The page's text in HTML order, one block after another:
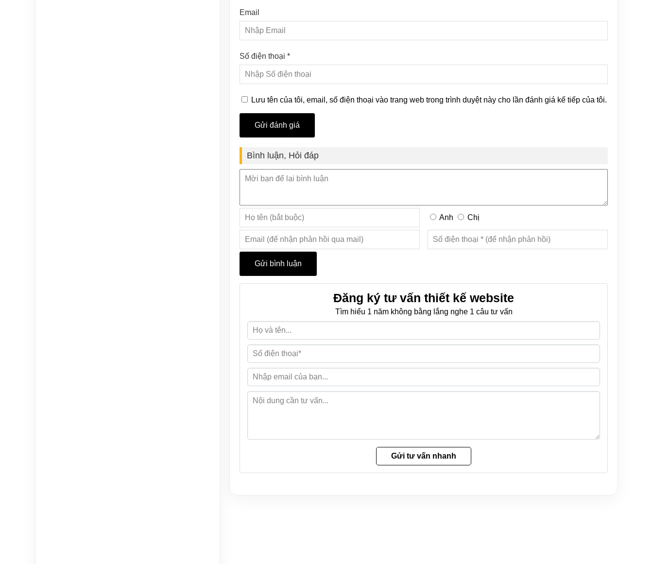
Email
Số điện thoại *
Lưu tên của tôi, email, số điện thoại vào trang web trong trình duyệt này cho lần đánh giá kế tiếp của tôi.
Bình luận, Hỏi đáp
Anh Chị
Đăng ký tư vấn thiết kế website
Tìm hiểu 1 năm không bằng lắng nghe 1 câu tư vấn